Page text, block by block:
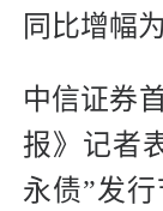
同比增幅
中信证券
报》记者
永债”发